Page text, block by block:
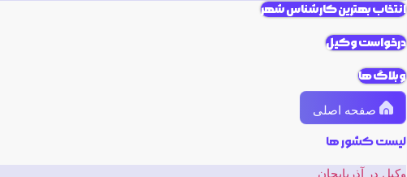
انتخاب بهترین کارشناس شهر
درخواست وکیل
وبلاگ ها
صفحه اصلی
لیست کشور ها
وکیل در آذربایجان